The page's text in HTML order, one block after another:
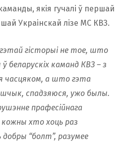
якія гучалі ў першай
Украінскай лізе МС КВЗ.
гісторыі не тое, што
беларускіх каманд КВЗ – з
часцяком, а што гэта
спадзяюся, ужо былы.
прафесійнага
хто хоць раз
“болт”, разумее